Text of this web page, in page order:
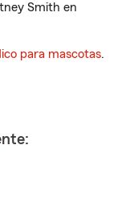
Smith en
para mascotas.